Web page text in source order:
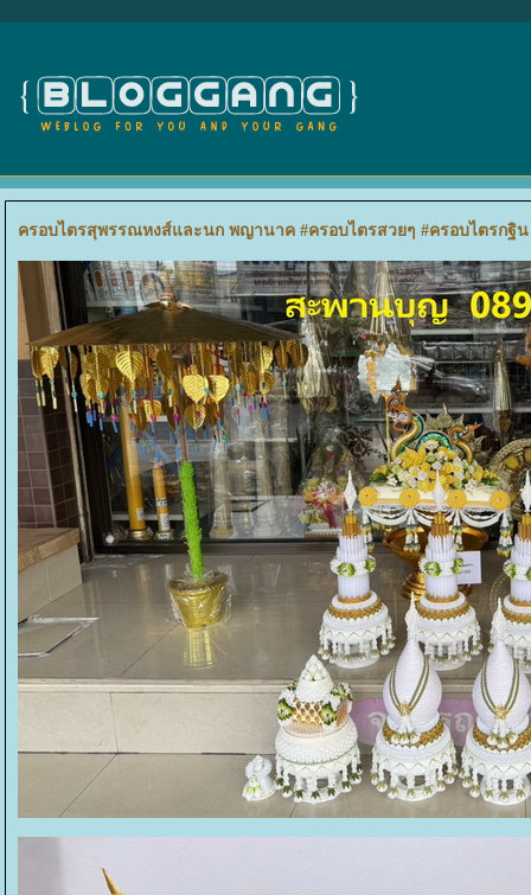
ครอบไตรสุพรรณหงส์และนก พญานาค #ครอบไตรสวยๆ #ครอบไตรกฐิน